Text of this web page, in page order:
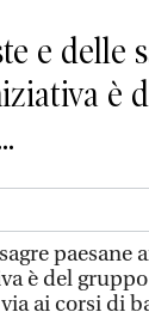
e delle
è
paesane
è del
ai corsi di